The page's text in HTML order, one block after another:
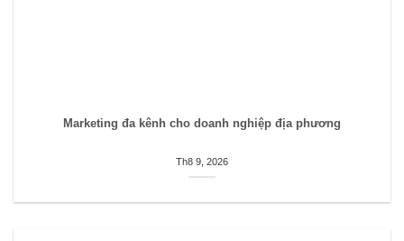
Marketing đa kênh cho doanh nghiệp địa phương
Th8 9, 2026